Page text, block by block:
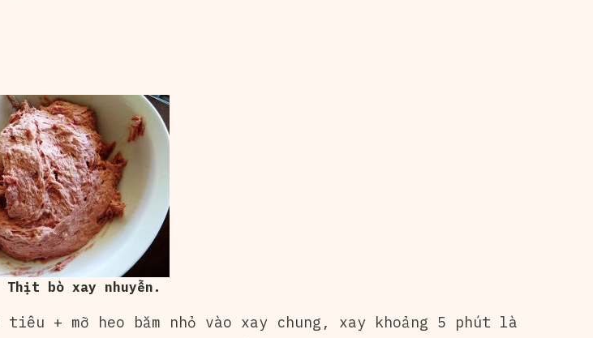
Thịt bò xay nhuyễn.
+ mỡ heo băm nhỏ vào xay chung, xay khoảng 5 phút là